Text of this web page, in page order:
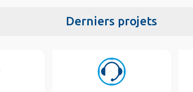
Derniers projets